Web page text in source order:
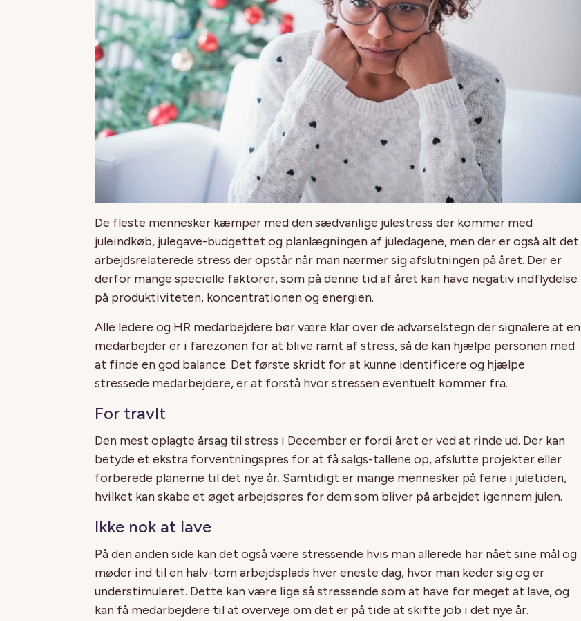
De fleste mennesker kæmper med den sædvanlige julestress der kommer med
juleindkøb, julegave-budgettet og planlægningen af juledagene, men der er også alt det
arbejdsrelaterede stress der opstår når man nærmer sig afslutningen på året. Der er
derfor mange specielle faktorer, som på denne tid af året kan have negativ indflydelse
på produktiviteten, koncentrationen og energien.
Alle ledere og HR medarbejdere bør være klar over de advarselstegn der signalere at en
medarbejder er i farezonen for at blive ramt af stress, så de kan hjælpe personen med
at finde en god balance. Det første skridt for at kunne identificere og hjælpe
stressede medarbejdere, er at forstå hvor stressen eventuelt kommer fra.
For travlt
Den mest oplagte årsag til stress i December er fordi året er ved at rinde ud. Der kan
betyde et ekstra forventningspres for at få salgs-tallene op, afslutte projekter eller
forberede planerne til det nye år. Samtidigt er mange mennesker på ferie i juletiden,
hvilket kan skabe et øget arbejdspres for dem som bliver på arbejdet igennem julen.
Ikke nok at lave
På den anden side kan det også være stressende hvis man allerede har nået sine mål og
møder ind til en halv-tom arbejdsplads hver eneste dag, hvor man keder sig og er
understimuleret. Dette kan være lige så stressende som at have for meget at lave, og
kan få medarbejdere til at overveje om det er på tide at skifte job i det nye år.